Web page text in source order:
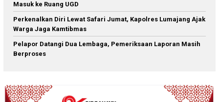
Masuk ke Ruang UGD
Perkenalkan Diri Lewat Safari Jumat, Kapolres Lumajang Ajak
Warga Jaga Kamtibmas
Pelapor Datangi Dua Lembaga, Pemeriksaan Laporan Masih
Berproses